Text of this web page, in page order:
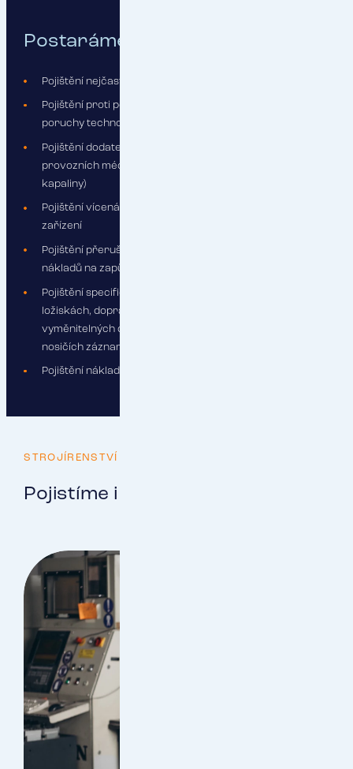
Postaráme se o:
Pojištění nejčastějších strojních poruch zařízení
Pojištění proti poškození zboží vzniklé důsledkem
poruchy technologie
Pojištění dodatečných nákladů na likvidaci a pořízení
provozních médií (př. olej, chladicí směsi a jiné provozní
kapaliny)
Pojištění vícenákladů na expresní opravu poškozeného
zařízení
Pojištění přerušení provozu včetně dodatečných
nákladů na zapůjčení náhradní technologie
Pojištění specifických rizik (škody na motorech,
ložiskách, dopravních pásech, těsnění, běžně
vyměnitelných dílech, snímacích a záznamových prvcích,
nosičích záznamů atd.)
Pojištění nákladů na znalce, na zjištění příčiny škody
STROJÍRENSTVÍ
Pojistíme i Vaši výrobu